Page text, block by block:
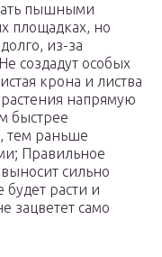
пышными
площадках, но
из-за
создадут особых
крона и листва
напрямую
быстрее
тем раньше
Правильное
сильно
будет расти и
зацветет само